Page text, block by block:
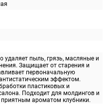
удаляет пыль, грязь, масляные и
Защищает от старения и
первоначальную
эффектом.
пластиковых и
Подходит для молдингов и
ароматом клубники.